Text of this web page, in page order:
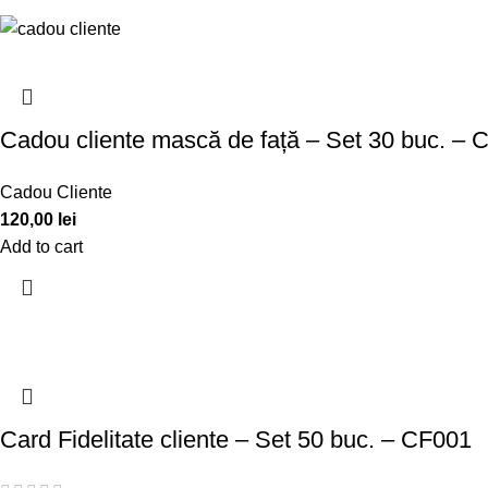
Cadou cliente mască de față – Set 30 buc. –
Cadou Cliente
120,00 lei
Add to cart
Card Fidelitate cliente – Set 50 buc. – CF001